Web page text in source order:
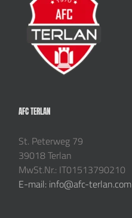
AFC TERLAN
St. Peterweg 79
39018 Terlan
MwSt.Nr.: IT01513790210
E-mail: info@afc-terlan.com